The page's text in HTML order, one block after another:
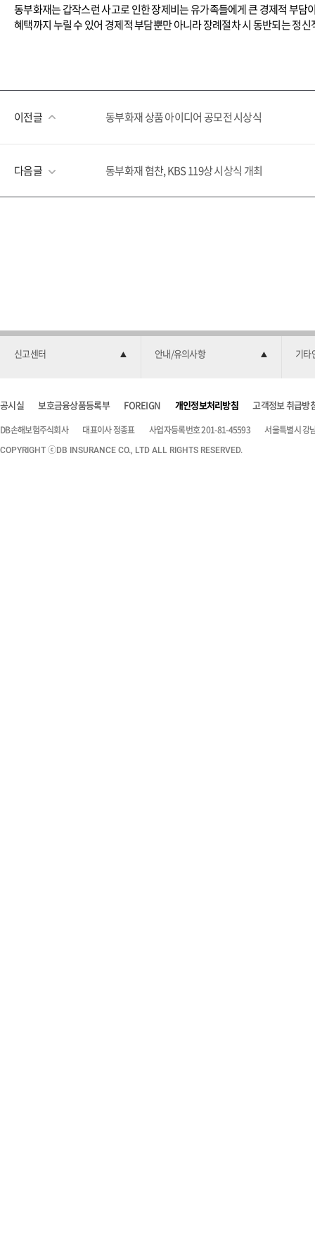
동부화재는 갑작스런 사고로 인한 장제비는 유가족들에게 큰 경제적 부
혜택까지 누릴 수 있어 경제적 부담뿐만 아니라 장례절차 시 동반되는 정
이전글 동부화재 상품 아이디어 공모전 시상식
다음글 동부화재 협찬, KBS 119상 시상식 개최
신고센터 안내/유의사항 기타
공시실 보호금융상품등록부 FOREIGN 개인정보처리방침 고객정보 취급방
DB손해보험주식회사 대표이사 정종표 사업자등록번호 201-81-45593 서울특별시 강
COPYRIGHT ⓒDB INSURANCE CO., LTD ALL RIGHTS RESERVED.